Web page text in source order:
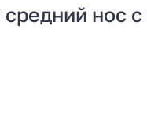
нос